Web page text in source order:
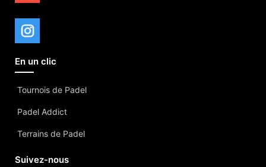
En un clic
Tournois de Padel
Padel Addict
Terrains de Padel
Suivez-nous